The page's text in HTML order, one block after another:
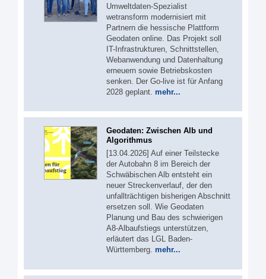
Umweltdaten-Spezialist
wetransform modernisiert mit
Partnern die hessische Plattform
Geodaten online. Das Projekt soll
IT-Infrastrukturen, Schnittstellen,
Webanwendung und Datenhaltung
erneuern sowie Betriebskosten
senken. Der Go-live ist für Anfang
2028 geplant. mehr...
Geodaten: Zwischen Alb und
Algorithmus
[13.04.2026] Auf einer Teilstecke
der Autobahn 8 im Bereich der
Schwäbischen Alb entsteht ein
neuer Streckenverlauf, der den
unfallträchtigen bisherigen Abschnitt
ersetzen soll. Wie Geodaten
Planung und Bau des schwierigen
A8-Albaufstiegs unterstützen,
erläutert das LGL Baden-
Württemberg. mehr...